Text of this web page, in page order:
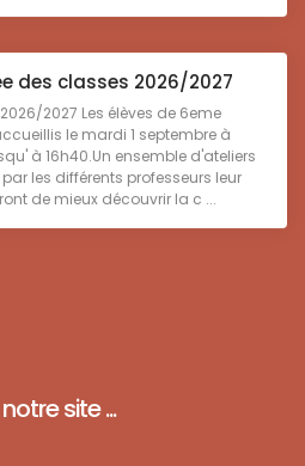
des classes 2026/2027
2027 Les élèves de 6eme
le mardi 1 septembre à
à 16h40.Un ensemble d'ateliers
les différents professeurs leur
de mieux découvrir la c ...
site ...